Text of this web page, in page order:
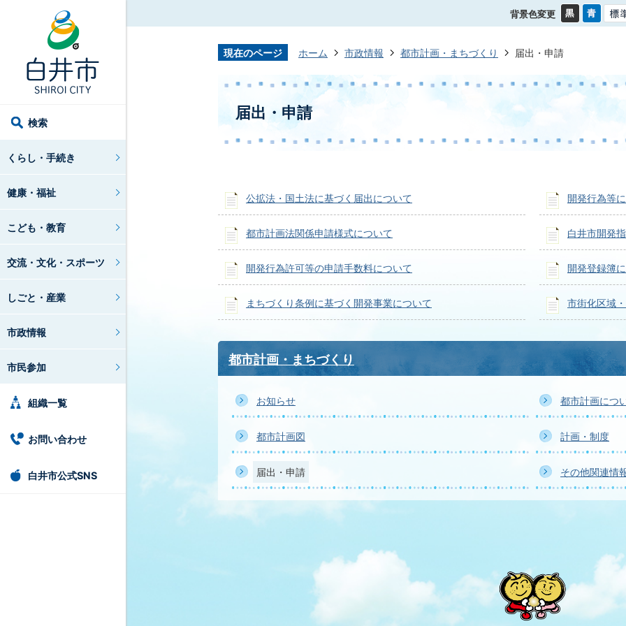
検索
くらし・手続き
健康・福祉
こども・教育
交流・文化・スポーツ
しごと・産業
市政情報
市民参加
組織一覧
お問い合わせ
白井市公式SNS
背景色変更
現在のページ ホーム 市政情報 都市計画・まちづくり 届出・申請
届出・申請
公拡法・国土法に基づく届出について 開発行為等
都市計画法関係申請様式について 白井市開発
開発行為許可等の申請手数料について 開発登録簿
まちづくり条例に基づく開発事業について 市街化区域
都市計画・まちづくり
お知らせ 都市計画につ
都市計画図 計画・制度
届出・申請 その他関連情